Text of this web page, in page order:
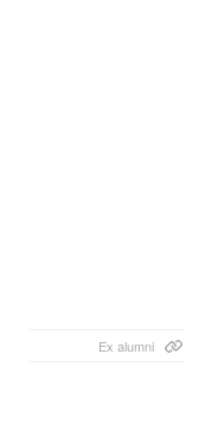
Ex alumni